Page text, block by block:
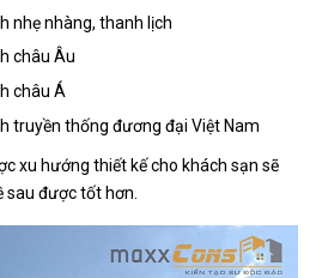
nhẹ nhàng, thanh lịch
châu Âu
châu Á
truyền thống đương đại Việt Nam
xu hướng thiết kế cho khách sạn sẽ
sau được tốt hơn.